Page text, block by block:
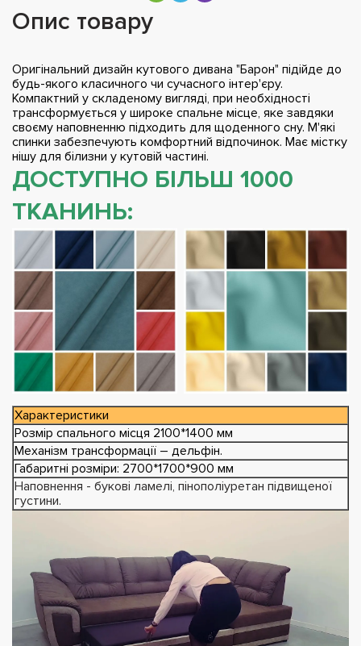
Опис товару
Оригінальний дизайн кутового дивана "Барон" підійде до
будь-якого класичного чи сучасного інтер'єру.
Компактний у складеному вигляді, при необхідності
трансформується у широке спальне місце, яке завдяки
своєму наповненню підходить для щоденного сну. М'які
спинки забезпечують комфортний відпочинок. Має містку
нішу для білизни у кутовій частині.
ДОСТУПНО БІЛЬШ 1000
ТКАНИНЬ:
Характеристики
Розмір спального місця 2100*1400 мм
Механізм трансформації – дельфін.
Габаритні розміри: 2700*1700*900 мм
Наповнення - букові ламелі, пінополіуретан підвищеної
густини.